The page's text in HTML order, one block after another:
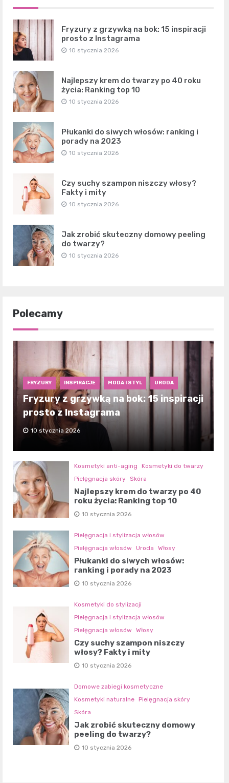
Fryzury z grzywką na bok: 15 inspiracji
prosto z Instagrama
10 stycznia 2026
Najlepszy krem do twarzy po 40 roku
życia: Ranking top 10
10 stycznia 2026
Płukanki do siwych włosów: ranking i
porady na 2023
10 stycznia 2026
Czy suchy szampon niszczy włosy?
Fakty i mity
10 stycznia 2026
Jak zrobić skuteczny domowy peeling
do twarzy?
10 stycznia 2026
Polecamy
FRYZURY INSPIRACJE MODA I STYL URODA
Fryzury z grzywką na bok: 15 inspiracji
prosto z Instagrama
10 stycznia 2026
Kosmetyki anti-aging
Kosmetyki do twarzy
Pielęgnacja skóry Skóra
Najlepszy krem do twarzy po 40
roku życia: Ranking top 10
10 stycznia 2026
Pielęgnacja i stylizacja włosów
Pielęgnacja włosów
Uroda Włosy
Płukanki do siwych włosów:
ranking i porady na 2023
10 stycznia 2026
Kosmetyki do stylizacji
Pielęgnacja i stylizacja włosów
Pielęgnacja włosów
Włosy
Czy suchy szampon niszczy
włosy? Fakty i mity
10 stycznia 2026
Domowe zabiegi kosmetyczne
Kosmetyki naturalne Pielęgnacja skóry
Skóra
Jak zrobić skuteczny domowy
peeling do twarzy?
10 stycznia 2026